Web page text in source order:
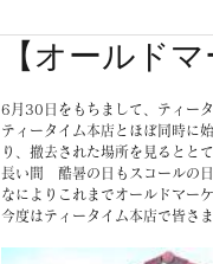
商品 ノムトムムーン
【オールド
6月30日をもちまして、ティー
ティータイム本店とほぼ同時に
り、撤去された場所を見るとと
長い間　酷暑の日もスコールの
なによりこれまでオールドマー
今度はティータイム本店で皆さ